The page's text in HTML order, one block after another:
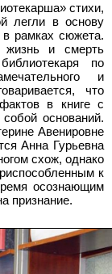
стихи,
легли в основу
в рамках сюжета.
жизнь и смерть
по
и
что
в книге с
оснований.
Авенировне
Анна Гурьевна
схож, однако
к
осознающим
признание.